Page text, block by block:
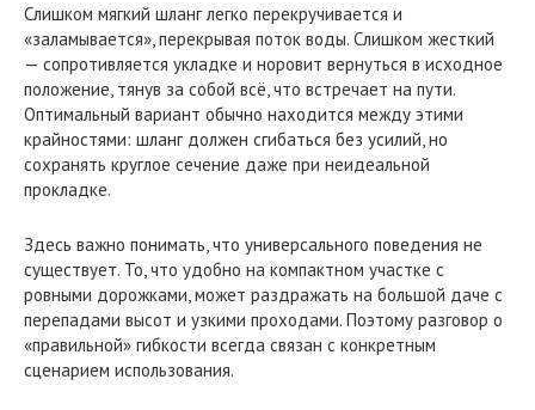
Слишком мягкий шланг легко перекручивается и
«заламывается», перекрывая поток воды. Слишком жесткий
— сопротивляется укладке и норовит вернуться в исходное
положение, тянув за собой всё, что встречает на пути.
Оптимальный вариант обычно находится между этими
крайностями: шланг должен сгибаться без усилий, но
сохранять круглое сечение даже при неидеальной
прокладке.
Здесь важно понимать, что универсального поведения не
существует. То, что удобно на компактном участке с
ровными дорожками, может раздражать на большой даче с
перепадами высот и узкими проходами. Поэтому разговор о
«правильной» гибкости всегда связан с конкретным
сценарием использования.